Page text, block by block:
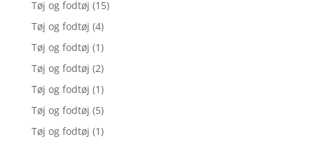
Tøj og fodtøj (15)
Tøj og fodtøj (4)
Tøj og fodtøj (1)
Tøj og fodtøj (2)
Tøj og fodtøj (1)
Tøj og fodtøj (5)
Tøj og fodtøj (1)